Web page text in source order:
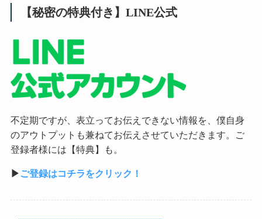
【秘密の特典付き】LINE公式
不定期ですが、表立ってお伝えできない情報を、僕自身
のアウトプットも兼ねてお伝えさせていただきます。ご
登録者様には【特典】も。
▶︎ ご登録はコチラをクリック！